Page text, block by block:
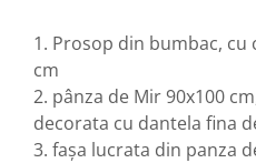
1. Prosop din bumbac, cu
cm
2. pânza de Mir 90x100
decorata cu dantela fina
3. fașa lucrata din panza